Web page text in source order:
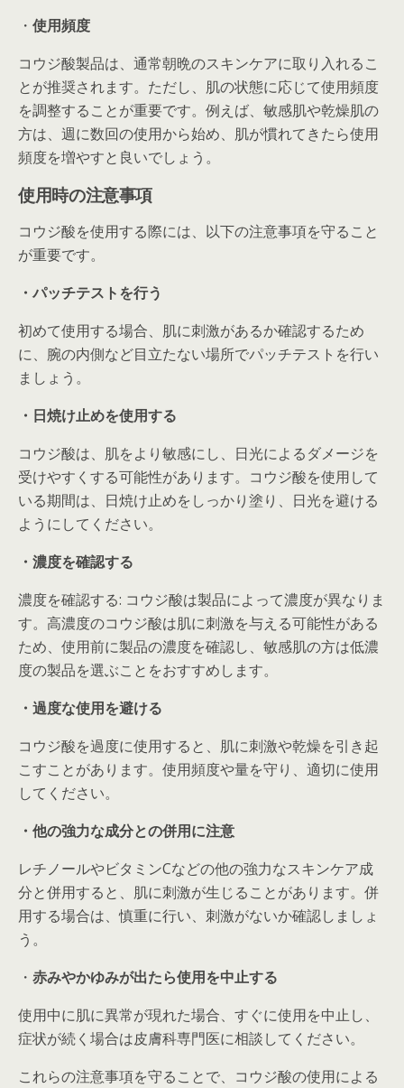
・ 使用頻度
コウジ酸製品は、通常朝晩のスキンケアに取り入れるこ
とが推奨されます。ただし、肌の状態に応じて使用頻度
を調整することが重要です。例えば、敏感肌や乾燥肌の
方は、週に数回の使用から始め、肌が慣れてきたら使用
頻度を増やすと良いでしょう。
使用時の注意事項
コウジ酸を使用する際には、以下の注意事項を守ること
が重要です。
・パッチテストを行う
初めて使用する場合、肌に刺激があるか確認するため
に、腕の内側など目立たない場所でパッチテストを行い
ましょう。
・日焼け止めを使用する
コウジ酸は、肌をより敏感にし、日光によるダメージを
受けやすくする可能性があります。コウジ酸を使用して
いる期間は、日焼け止めをしっかり塗り、日光を避ける
ようにしてください。
・濃度を確認する
濃度を確認する: コウジ酸は製品によって濃度が異なりま
す。高濃度のコウジ酸は肌に刺激を与える可能性がある
ため、使用前に製品の濃度を確認し、敏感肌の方は低濃
度の製品を選ぶことをおすすめします。
・過度な使用を避ける
コウジ酸を過度に使用すると、肌に刺激や乾燥を引き起
こすことがあります。使用頻度や量を守り、適切に使用
してください。
・ 他の強力な成分との併用に注意
レチノールやビタミンCなどの他の強力なスキンケア成
分と併用すると、肌に刺激が生じることがあります。併
用する場合は、慎重に行い、刺激がないか確認しましょ
う。
・ 赤みやかゆみが出たら使用を中止する
使用中に肌に異常が現れた場合、すぐに使用を中止し、
症状が続く場合は皮膚科専門医に相談してください。
これらの注意事項を守ることで、コウジ酸の使用による